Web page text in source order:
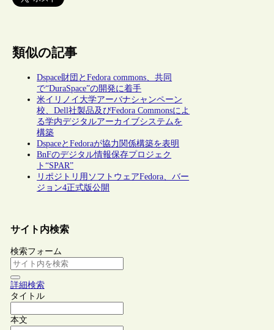
類似の記事
Dspace財団とFedora commons、共同
で“DuraSpace”の開発に着手
米イリノイ大学アーバナシャンペーン
校、Dell社製品及びFedora Commonsによ
る学内デジタルアーカイブシステムを
構築
DspaceとFedoraが協力関係構築を表明
BnFのデジタル情報保存プロジェク
ト“SPAR”
リポジトリ用ソフトウェアFedora、バー
ジョン4正式版公開
サイト内検索
検索フォーム
詳細検索
タイトル
本文